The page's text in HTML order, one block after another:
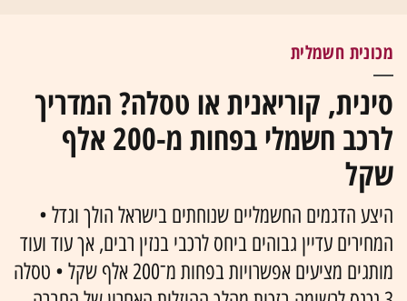
מכונית חשמלית
סינית, קוריאנית או טסלה? המדריך
לרכב חשמלי בפחות מ-200 אלף
שקל
היצע הדגמים החשמליים שנוחתים בישראל הולך וגדל •
המחירים עדיין גבוהים ביחס לרכבי בנזין רבים, אך עוד ועוד
מותגים מציעים אפשרויות בפחות מ־200 אלף שקל • טסלה